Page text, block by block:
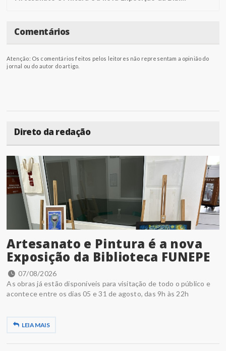
Comentários
Atenção: Os comentários feitos pelos leitores não representam a opinião do
jornal ou do autor do artigo.
Direto da redação
Artesanato e Pintura é a nova
Exposição da Biblioteca FUNEPE
07/08/2026
As obras já estão disponíveis para visitação de todo o público e
acontece entre os dias 05 e 31 de agosto, das 9h às 22h
LEIA MAIS